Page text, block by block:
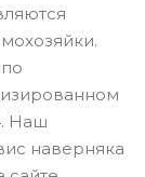
Наш
наверняка